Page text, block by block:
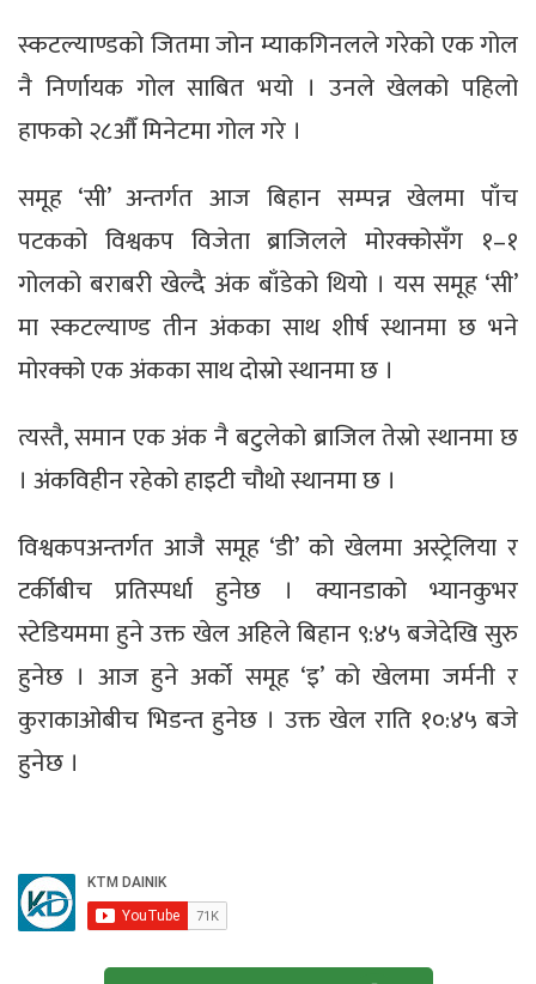
स्कटल्याण्डको जितमा जोन म्याकगिनलले गरेको एक गोल
नै निर्णायक गोल साबित भयो । उनले खेलको पहिलो
हाफको २८औँ मिनेटमा गोल गरे ।
समूह ‘सी’ अन्तर्गत आज बिहान सम्पन्न खेलमा पाँच
पटकको विश्वकप विजेता ब्राजिलले मोरक्कोसँग १–१
गोलको बराबरी खेल्दै अंक बाँडेको थियो । यस समूह ‘सी’
मा स्कटल्याण्ड तीन अंकका साथ शीर्ष स्थानमा छ भने
मोरक्को एक अंकका साथ दोस्रो स्थानमा छ ।
त्यस्तै, समान एक अंक नै बटुलेको ब्राजिल तेस्रो स्थानमा छ
। अंकविहीन रहेको हाइटी चौथो स्थानमा छ ।
विश्वकपअन्तर्गत आजै समूह ‘डी’ को खेलमा अस्ट्रेलिया र
टर्कीबीच प्रतिस्पर्धा हुनेछ । क्यानडाको भ्यानकुभर
स्टेडियममा हुने उक्त खेल अहिले बिहान ९:४५ बजेदेखि सुरु
हुनेछ । आज हुने अर्को समूह ‘इ’ को खेलमा जर्मनी र
कुराकाओबीच भिडन्त हुनेछ । उक्त खेल राति १०:४५ बजे
हुनेछ ।